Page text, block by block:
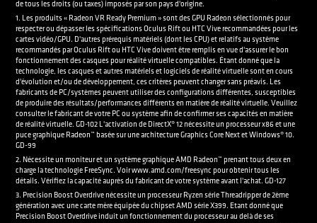
de tous les droits (ou taxes) imposés par son pays d'origine.
1. Les produits « Radeon VR Ready Premium » sont des GPU Radeon sélectionnés pour
respecter ou dépasser les spécifications Oculus Rift ou HTC Vive recommandées pour les
cartes vidéo/GPU. D'autres prérequis matériels (dont les CPU) et relatifs au système
recommandés par Oculus Rift ou HTC Vive doivent être remplis en vue d'assurer le bon
fonctionnement des casques pour réalité virtuelle compatibles. Étant donné que la
technologie, les casques et autres matériels et logiciels de réalité virtuelle sont en cours
d'évolution et/ou de développement, ces critères peuvent changer sans préavis. Les
fabricants de PC/systèmes peuvent utiliser des configurations différentes, susceptibles
de produire des résultats/performances différents en matière de réalité virtuelle. Veuillez
consulter le fabricant de votre PC ou système afin de confirmer ses capacités en matière
de réalité virtuelle. GD-102 L'activation de DirectX® 12 nécessite un processeur x86 et une
puce graphique Radeon™ basée sur une architecture Graphics Core Next et Windows® 10.
GD-99
2. Nécessite un moniteur et un système graphique AMD Radeon™ prenant tous deux en
charge la technologie FreeSync. Voir www.amd.com/freesync pour obtenir tous les
détails. Vérifiez la capacité auprès du fabricant de votre système avant l'achat. GD-127
3. Precision Boost Overdrive nécessite un processeur Ryzen série Threadripper de 2ème
génération avec une carte mère équipée du chipset AMD série X399. Etant donné que
Precision Boost Overdrive induit un fonctionnement du processeur au delà de ses